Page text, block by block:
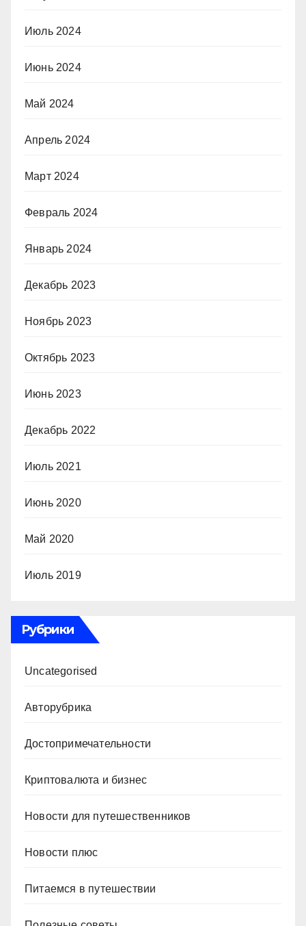
Июль 2024
Июнь 2024
Май 2024
Апрель 2024
Март 2024
Февраль 2024
Январь 2024
Декабрь 2023
Ноябрь 2023
Октябрь 2023
Июнь 2023
Декабрь 2022
Июль 2021
Июнь 2020
Май 2020
Июль 2019
Рубрики
Uncategorised
Авторубрика
Достопримечательности
Криптовалюта и бизнес
Новости для путешественников
Новости плюс
Питаемся в путешествии